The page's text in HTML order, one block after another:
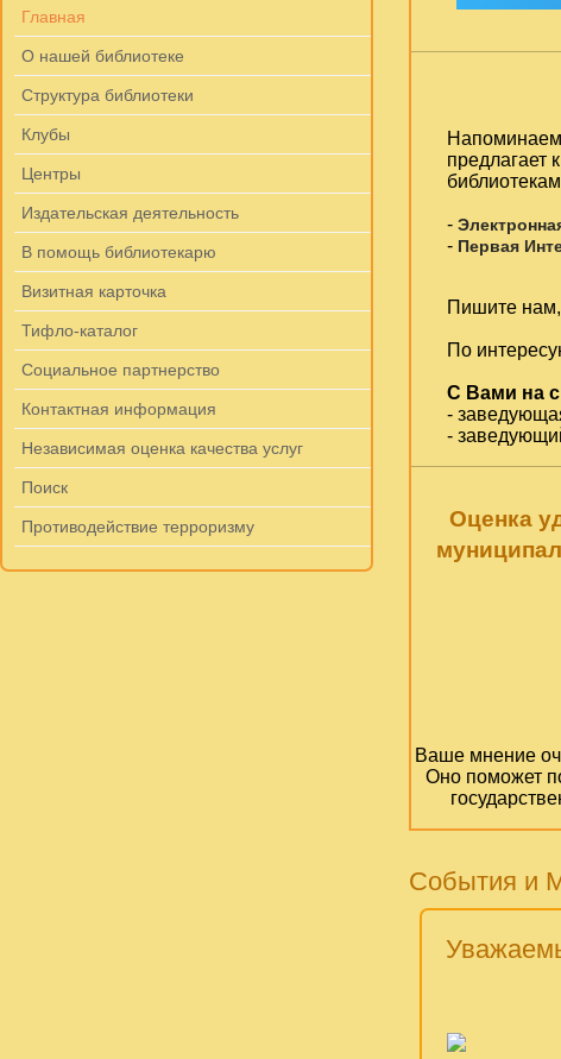
Главная
О нашей библиотеке
Структура библиотеки
Клубы
Центры
Издательская деятельность
В помощь библиотекарю
Визитная карточка
Тифло-каталог
Социальное партнерство
Контактная информация
Независимая оценка качества услуг
Поиск
Противодействие терроризму
предлагает
-
- Первая
Пишите нам,
По
С Вами на
-
-
Оценка
Ваше мнение
Оно поможет
События и